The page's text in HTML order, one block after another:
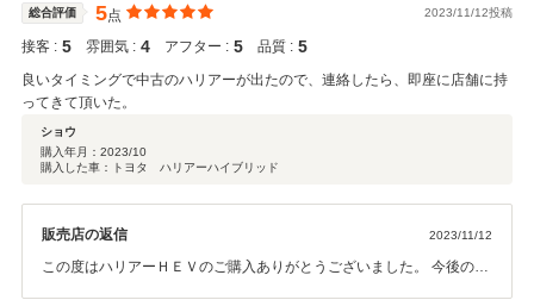
総合評価 5点 2023/11/12投稿
接客 : 5 雰囲気 : 4 アフター : 5 品質 : 5
良いタイミングで中古のハリアーが出たので、連絡したら、即座に店舗に持
ってきて頂いた。
ショウ
購入年月： 2023/10
購入した車：トヨタ ハリアーハイブリッド
販売店の返信 2023/11/12
この度はハリアーＨＥＶのご購入ありがとうございました。 今後のメ